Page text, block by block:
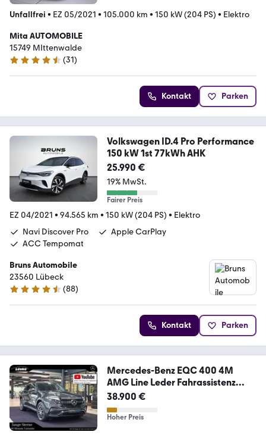
Unfallfrei • EZ 05/2021 • 105.000 km • 150 kW (204 PS) • Elektro
Mita AUTOMOBILE
15749 MIttenwalde
4.4 Sterne
(31)
Kontakt Parken
Volkswagen ID.4 Pro Performance
150 kW 1st 77kWh AHK
25.990 €
19% MwSt.
Fairer Preis
EZ 04/2021 • 94.565 km • 150 kW (204 PS) • Elektro
Navi Discover Pro
Apple CarPlay
ACC Tempomat
Bruns Automobile
23560 Lübeck
4.6 Sterne
(88)
Kontakt Parken
Mercedes-Benz EQC 400 4M
AMG Line Leder Fahrassistenz
Head-up
38.900 €
Hoher Preis